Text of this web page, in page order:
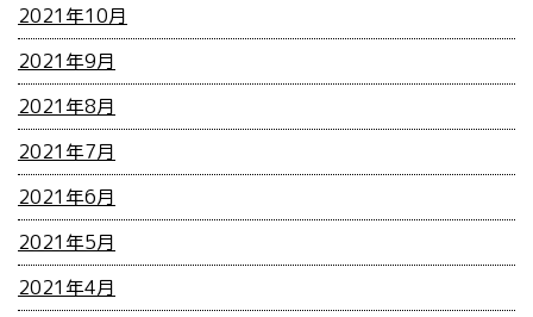
2021年10月
2021年9月
2021年8月
2021年7月
2021年6月
2021年5月
2021年4月